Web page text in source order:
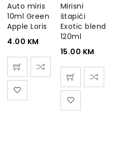
Auto miris
10ml Green
Apple Loris
4.00 KM
Mirisni
štapići
Exotic blend
120ml
15.00 KM